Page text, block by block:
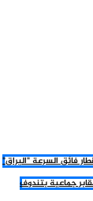
فائق السرعة "البراق"
جماعية بتندوف